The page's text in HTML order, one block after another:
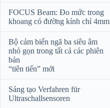
FOCUS Beam: Đo mức trong
khoang có đường kính chỉ 4mm
Bộ cảm biến ngã ba siêu âm
nhỏ gọn trong tất cả các phiên
bản
“tiên tiến” mới
Sáng tạo Verfahren für
Ultraschallsensoren